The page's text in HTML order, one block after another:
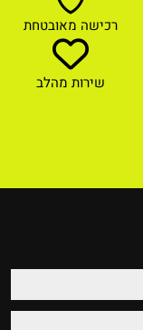
רכישה מאובטחת
שירות מהלב